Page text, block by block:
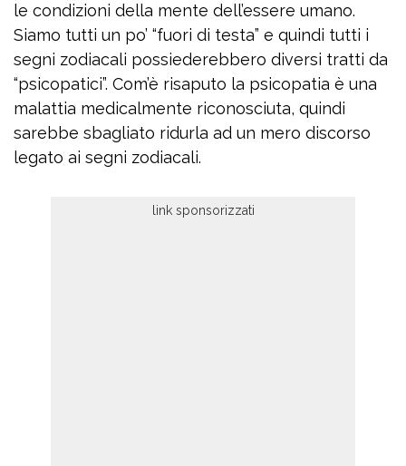
le condizioni della mente dell’essere umano.
Siamo tutti un po’ “fuori di testa” e quindi tutti i
segni zodiacali possiederebbero diversi tratti da
“psicopatici”. Com’è risaputo la psicopatia è una
malattia medicalmente riconosciuta, quindi
sarebbe sbagliato ridurla ad un mero discorso
legato ai segni zodiacali.